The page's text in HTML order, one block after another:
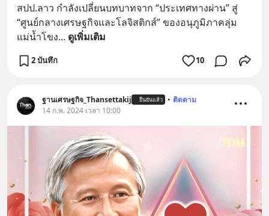
สปป.ลาว กำลังเปลี่ยนบทบาทจาก “ประเทศทางผ่าน” สู่
“ศูนย์กลางเศรษฐกิจและโลจิสติกส์” ของอนุภูมิภาคลุ่ม
แม่น้ำโขง... ดูเพิ่มเติม
2 บันทึก 10
ฐานเศรษฐกิจ_Thansettakij ยืนยันแล้ว • ติดตาม
14 ก.พ. 2024 เวลา 10:00